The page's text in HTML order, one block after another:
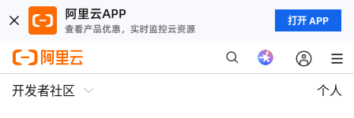
打开 APP
开发者社区 个人